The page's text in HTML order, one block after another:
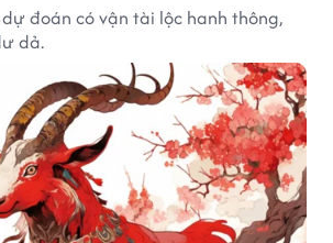
đoán có vận tài lộc hanh thông,
dả.